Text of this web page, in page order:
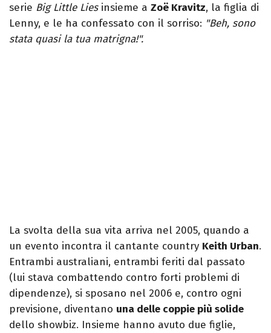
serie Big Little Liesinsieme a Zoë Kravitz, la figlia di
Lenny, e le ha confessato con il sorriso: "Beh, sono
stata quasi la tua matrigna!".
La svolta della sua vita arriva nel 2005, quando a
un evento incontra il cantante country Keith Urban.
Entrambi australiani, entrambi feriti dal passato
(lui stava combattendo contro forti problemi di
dipendenze), si sposano nel 2006 e, contro ogni
previsione, diventano una delle coppie più solide
dello showbiz. Insieme hanno avuto due figlie,